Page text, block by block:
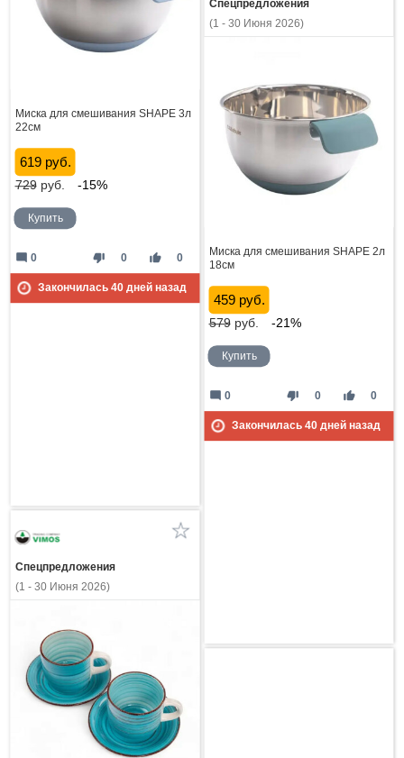
Миска для смешивания SHAPE 3л
22см
619 руб.
729руб. -15%
Купить
thumb_down 0 thumb_up 0
mode_comment 0
Закончилась 40дней назад
Спецпредложения
(1 - 30 Июня 2026)
Миска для смешивания SHAPE 2л
18см
459 руб.
579руб. -21%
Купить
thumb_down 0 thumb_up 0
mode_comment 0
Закончилась 40дней назад
Спецпредложения
(1 - 30 Июня 2026)